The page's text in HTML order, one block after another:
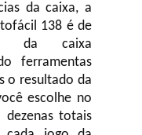
da caixa, a
138 é de
da caixa
ferramentas
o resultado da
escolhe no
dezenas totais